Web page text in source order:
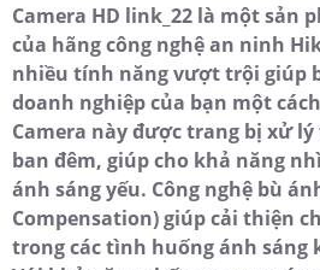
Camera HD link_22 là một sản
của hãng công nghệ an ninh
nhiều tính năng vượt trội giúp
doanh nghiệp của bạn một
Camera này được trang bị xử
ban đêm, giúp cho khả năng
ánh sáng yếu. Công nghệ bù
Compensation) giúp cải thiện
trong các tình huống ánh sáng